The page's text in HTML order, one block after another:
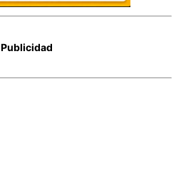
Publicidad